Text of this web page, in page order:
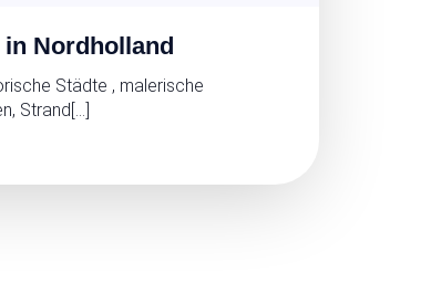
Nordholland
Städte , malerische
Strand[…]